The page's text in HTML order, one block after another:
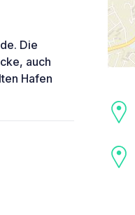
Die
auch
Hafen